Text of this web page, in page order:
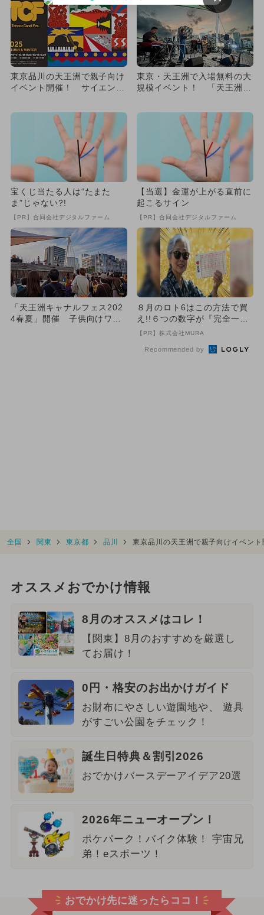
東京品川の天王洲で親子向け
イベント開催！ サイエンス
東京・天王洲で入場無料の大
規模イベント！ 「天王洲キ
宝くじ当たる人は“たまた
ま”じゃない?!
【PR】合同会社デジタルファーム
【当選】金運が上がる直前に
起こるサイン
【PR】合同会社デジタルファーム
「天王洲キャナルフェス202
4春夏」開催 子供向けワー
８月のロト6はこの方法で買
え!!６つの数字が『完全一
致』する方法
【PR】株式会社MURA
Recommended by
全国 関東 東京都 品川 東京品川の天王洲で親子向けイベン
オススメおでかけ情報
8月のオススメはコレ！
【関東】8月のおすすめを厳選し
てお届け！
0円・格安のお出かけガイド
お財布にやさしい遊園地や、 遊具
がすごい公園をチェック！
誕生日特典＆割引2026
おでかけバースデーアイデア20選
2026年ニューオープン！
ポケパーク！バイク体験！ 宇宙兄
弟！eスポーツ！
おでかけ先に迷ったらココ！